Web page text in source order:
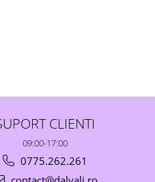
CLIENTI
09:00-17:00
0775.262.261